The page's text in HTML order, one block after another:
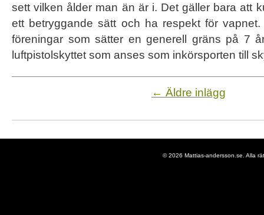
sett vilken ålder man än är i. Det gäller bara att
ett betryggande sätt och ha respekt för
föreningar som sätter en generell gräns på 7
luftpistolskyttet som anses som inkörsporten till
← Äldre inlägg
© 2026 Mattias-andersson.se. Alla